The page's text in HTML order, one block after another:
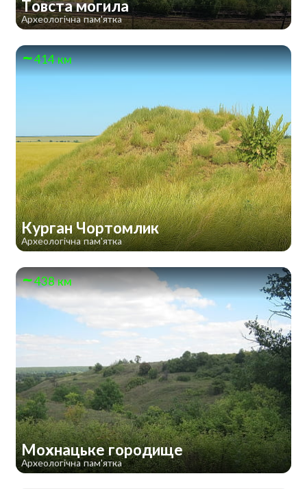
Товста могила
Археологічна пам'ятка
414 км
Курган Чортомлик
Археологічна пам'ятка
438 км
Мохнацьке городище
Археологічна пам'ятка